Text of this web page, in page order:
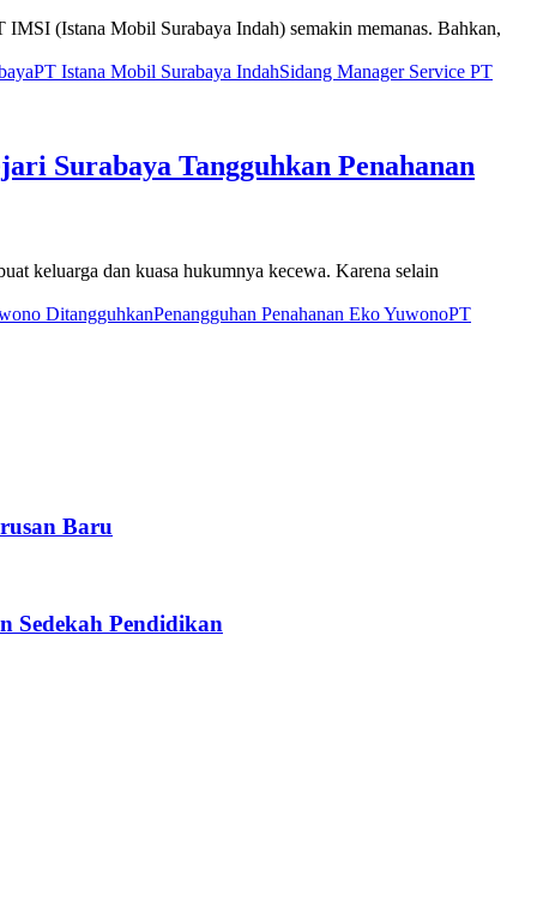
(Istana Mobil Surabaya Indah) semakin memanas. Bahkan,
PT Istana Mobil Surabaya IndahSidang Manager Service PT
Surabaya Tangguhkan Penahanan
keluarga dan kuasa hukumnya kecewa. Karena selain
DitangguhkanPenangguhan Penahanan Eko YuwonoPT
Baru
Sedekah Pendidikan